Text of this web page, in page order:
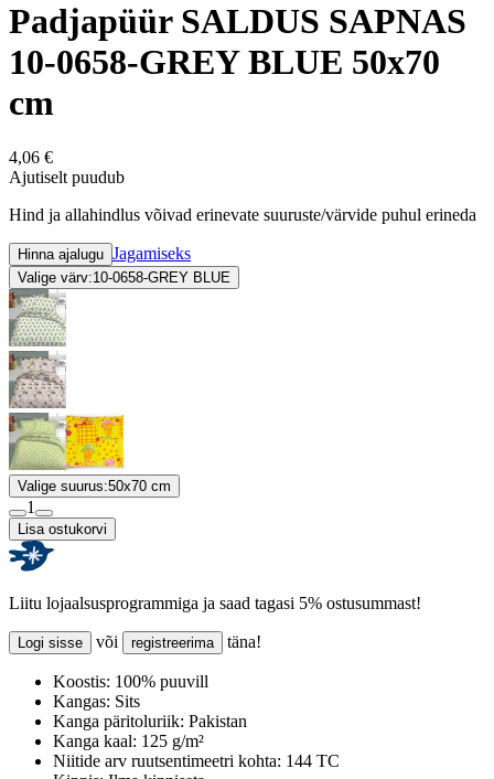
Padjapüür SALDUS SAPNAS
10-0658-GREY BLUE 50x70
cm
4,06 €
Ajutiselt puudub
Hind ja allahindlus võivad erinevate suuruste/värvide puhul erineda
Hinna ajalugu Jagamiseks
Valige värv:10-0658-GREY BLUE
Valige suurus:50x70 cm
1
Lisa ostukorvi
Liitu lojaalsusprogrammiga ja saad tagasi 5% ostusummast!
Logi sisse või registreerima täna!
Koostis: 100% puuvill
Kangas: Sits
Kanga päritoluriik: Pakistan
Kanga kaal: 125 g/m²
Niitide arv ruutsentimeetri kohta: 144 TC